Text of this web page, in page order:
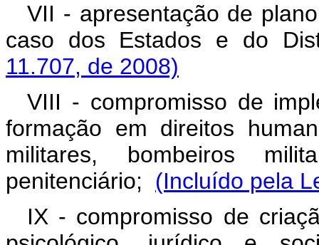
VII - apresentação de
caso dos Estados e do
11.707, de 2008)
VIII - compromisso de
formação em direitos
militares, bombeiros
penitenciário; (Incluído pela
IX - compromisso de